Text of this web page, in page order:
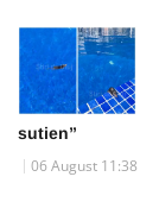
sutien”
06 August 11:38